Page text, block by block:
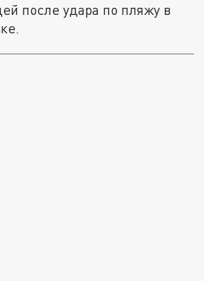
после удара по пляжу в